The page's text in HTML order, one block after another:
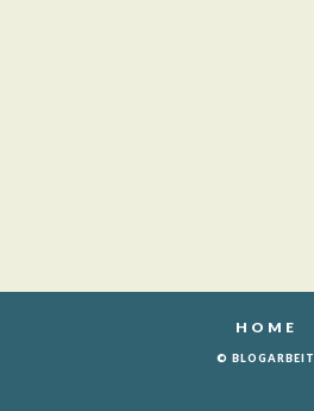
HOME
© BLOGARBEIT